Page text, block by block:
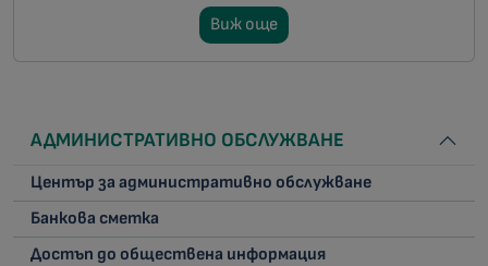
Виж още
АДМИНИСТРАТИВНО ОБСЛУЖВАНЕ
Център за административно обслужване
Банкова сметка
Достъп до обществена информация